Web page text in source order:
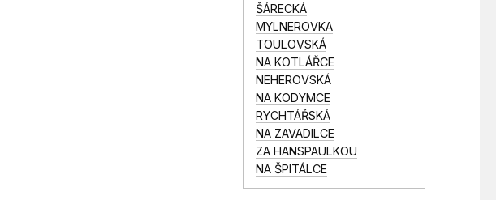
ŠÁRECKÁ
MYLNEROVKA
TOULOVSKÁ
NA KOTLÁŘCE
NEHEROVSKÁ
NA KODYMCE
RYCHTÁŘSKÁ
NA ZAVADILCE
ZA HANSPAULKOU
NA ŠPITÁLCE